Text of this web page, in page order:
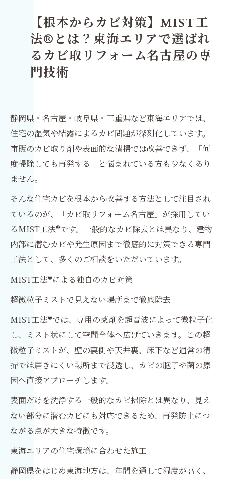
【根本からカビ対策】MIST工
法®とは？東海エリアで選ばれ
るカビ取リフォーム名古屋の専
門技術
静岡県・名古屋・岐阜県・三重県など東海エリアでは、
住宅の湿気や結露によるカビ問題が深刻化しています。
市販のカビ取り剤や表面的な清掃では改善できず、「何
度掃除しても再発する」と悩まれている方も少なくあり
ません。
そんな住宅カビを根本から改善する方法として注目され
ているのが、「カビ取リフォーム名古屋」が採用してい
るMIST工法®です。一般的なカビ除去とは異なり、建物
内部に潜むカビや発生原因まで徹底的に対策できる専門
工法として、多くのご相談をいただいています。
MIST工法®による独自のカビ対策
超微粒子ミストで見えない場所まで徹底除去
MIST工法®では、専用の薬剤を超音波によって微粒子化
し、ミスト状にして空間全体へ広げていきます。この超
微粒子ミストが、壁の裏側や天井裏、床下など通常の清
掃では届きにくい場所まで浸透し、カビの胞子や菌の原
因へ直接アプローチします。
表面だけを洗浄する一般的なカビ掃除とは異なり、見え
ない部分に潜むカビにも対応できるため、再発防止につ
ながる点が大きな特徴です。
東海エリアの住宅環境に合わせた施工
静岡県をはじめ東海地方は、年間を通して湿度が高く、